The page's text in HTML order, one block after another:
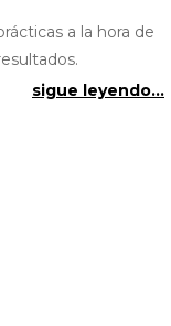
a la hora de
sigue leyendo...